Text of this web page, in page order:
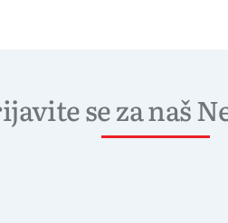
se za naš